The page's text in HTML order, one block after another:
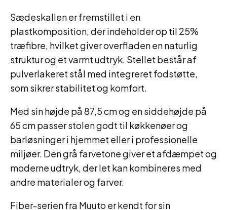
Sædeskallen er fremstillet i en
plastkomposition, der indeholder op til 25%
træfibre, hvilket giver overfladen en naturlig
struktur og et varmt udtryk. Stellet består af
pulverlakeret stål med integreret fodstøtte,
som sikrer stabilitet og komfort.
Med sin højde på 87,5 cm og en siddehøjde på
65 cm passer stolen godt til køkkenøer og
barløsninger i hjemmet eller i professionelle
miljøer. Den grå farvetone giver et afdæmpet og
moderne udtryk, der let kan kombineres med
andre materialer og farver.
Fiber-serien fra Muuto er kendt for sin